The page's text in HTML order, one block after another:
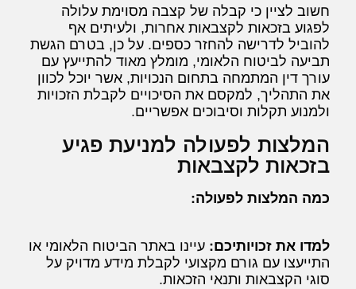
חשוב לציין כי קבלה של קצבה מסוימת עלולה
לפגוע בזכאות לקצבאות אחרות, ולעיתים אף
להוביל לדרישה להחזר כספים. על כן, בטרם הגשת
תביעה לביטוח הלאומי, מומלץ מאוד להתייעץ עם
עורך דין המתמחה בתחום הנכויות, אשר יוכל לכוון
את התהליך, למקסם את הסיכויים לקבלת הזכויות
ולמנוע תקלות וסיבוכים אפשריים.
המלצות לפעולה למניעת פגיע
בזכאות לקצבאות
כמה המלצות לפעולה:
למדו את זכויותיכם: עיינו באתר הביטוח הלאומי או
התייעצו עם גורם מקצועי לקבלת מידע מדויק על
סוגי הקצבאות ותנאי הזכאות.